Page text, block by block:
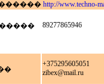
http://www.techno-
89277865946
+375295605051
zibex@mail.ru